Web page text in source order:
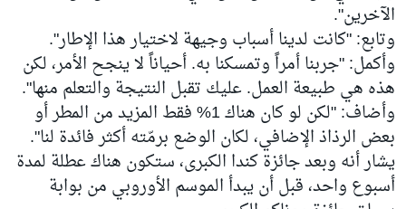
الآخرين".
وتابع: "كانت لدينا أسباب وجيهة لاختيار هذا الإطار".
وأكمل: "جربنا أمراً وتمسكنا به. أحياناً لا ينجح الأمر، لكن
هذه هي طبيعة العمل. عليك تقبل النتيجة والتعلم منها".
وأضاف: "لكن لو كان هناك 1% فقط المزيد من المطر أو
بعض الرذاذ الإضافي، لكان الوضع برمّته أكثر فائدة لنا".
يشار أنه وبعد جائزة كندا الكبرى، ستكون هناك عطلة لمدة
أسبوع واحد، قبل أن يبدأ الموسم الأوروبي من بوابة